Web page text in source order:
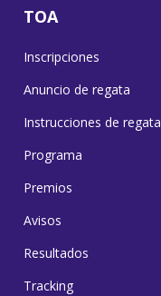
TOA
Inscripciones
Anuncio de regata
Instrucciones de regata
Programa
Premios
Avisos
Resultados
Tracking